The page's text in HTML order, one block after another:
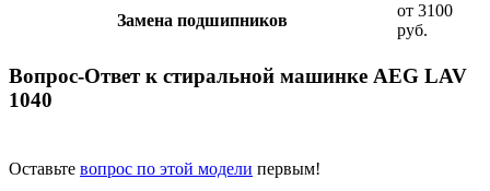
Замена подшипников
от 3100
руб.
Вопрос-Ответ к стиральной машинке AEG LAV
1040
Оставьте вопрос по этой модели первым!